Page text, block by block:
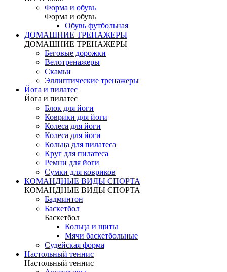
Форма и обувь
Форма и обувь
Обувь футбольная
ДОМАШНИЕ ТРЕНАЖЕРЫ
ДОМАШНИЕ ТРЕНАЖЕРЫ
Беговые дорожки
Велотренажеры
Скамьи
Эллиптические тренажеры
Йога и пилатес
Йога и пилатес
Блок для йоги
Коврики для йоги
Колеса для йоги
Колеса для йоги
Кольца для пилатеса
Круг для пилатеса
Ремни для йоги
Сумки для ковриков
КОМАНДНЫЕ ВИДЫ СПОРТА
КОМАНДНЫЕ ВИДЫ СПОРТА
Бадминтон
Баскетбол
Баскетбол
Кольца и щиты
Мячи баскетбольные
Судейская форма
Настольный теннис
Настольный теннис